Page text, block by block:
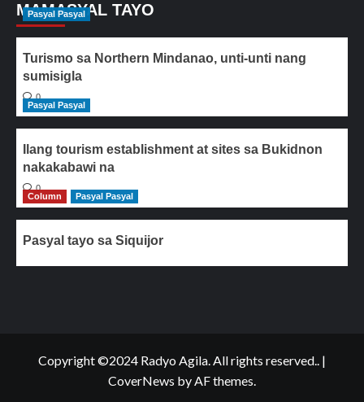
MAMASYAL TAYO
Pasyal Pasyal
Turismo sa Northern Mindanao, unti-unti nang
sumisigla
0
Pasyal Pasyal
Ilang tourism establishment at sites sa Bukidnon
nakakabawi na
0
Column
Pasyal Pasyal
Pasyal tayo sa Siquijor
Copyright ©2024 Radyo Agila. All rights reserved.. |
CoverNews by AF themes.